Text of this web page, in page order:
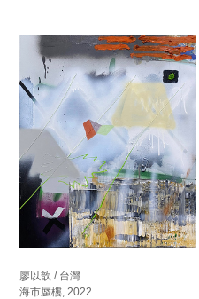
廖以歆 / 台灣
海市蜃樓, 2022